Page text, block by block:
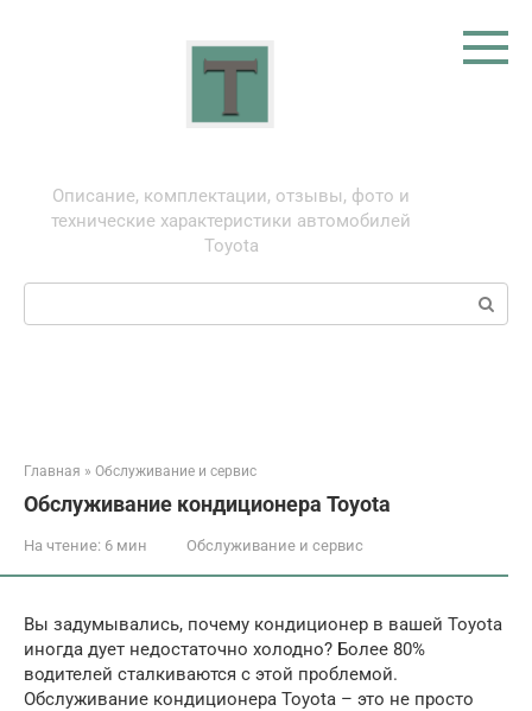
Описание, комплектации, отзывы, фото и
технические характеристики автомобилей
Toyota
Поиск:
Главная » Обслуживание и сервис
Обслуживание кондиционера Toyota
На чтение: 6 мин Обслуживание и сервис
Вы задумывались, почему кондиционер в вашей Toyota
иногда дует недостаточно холодно? Более 80%
водителей сталкиваются с этой проблемой.
Обслуживание кондиционера Toyota – это не просто